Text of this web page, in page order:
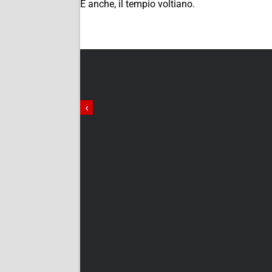
E anche, il tempio voltiano.
‹